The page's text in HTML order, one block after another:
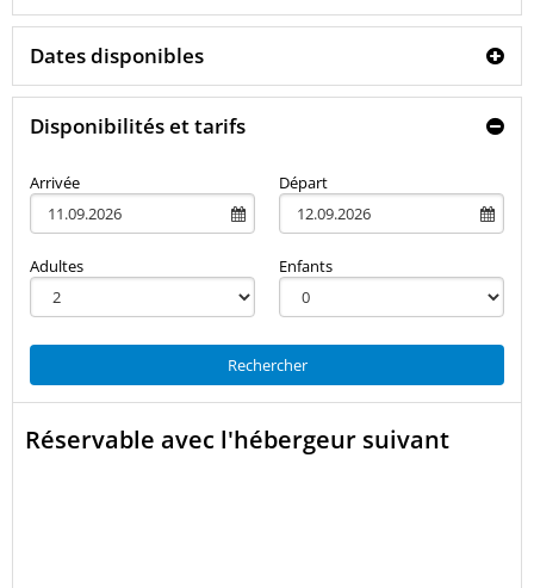
Dates disponibles
Disponibilités et tarifs
Arrivée Départ
Adultes Enfants
Rechercher
Réservable avec l'hébergeur suivant